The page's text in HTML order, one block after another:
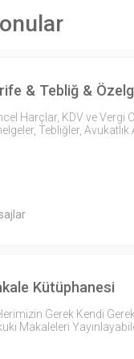
& Tebliğ &
Harçlar, KDV ve Vergi
Tebliğler, Avukatlık
Kütüphanesi
Gerek Kendi
Makaleleri